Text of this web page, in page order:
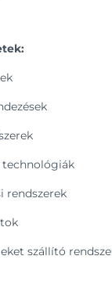
technológiák
rendszerek
szállító